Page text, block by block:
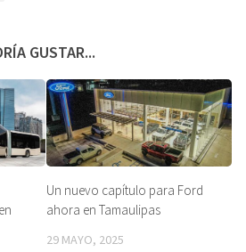
GUSTAR...
Un nuevo capítulo para Ford
ahora en Tamaulipas
29 MAYO, 2025